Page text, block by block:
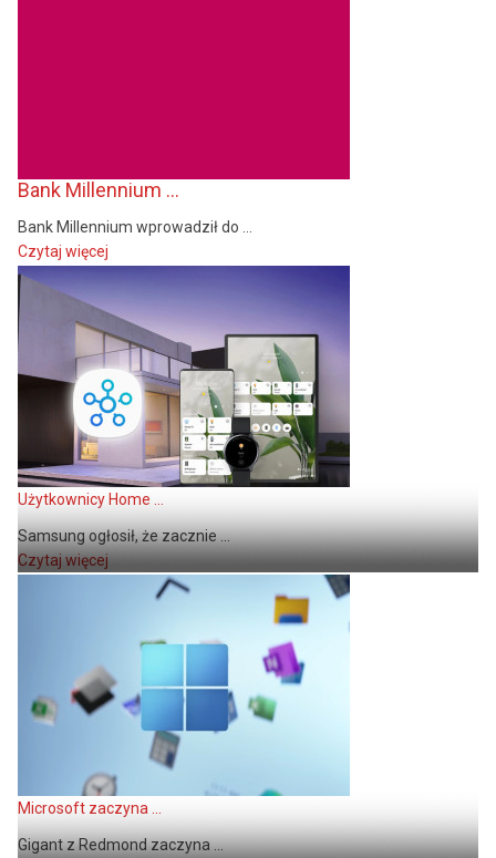
Bank Millennium ...
Bank Millennium wprowadził do ...
Czytaj więcej
Użytkownicy Home ...
Samsung ogłosił, że zacznie ...
Czytaj więcej
Microsoft zaczyna ...
Gigant z Redmond zaczyna ...